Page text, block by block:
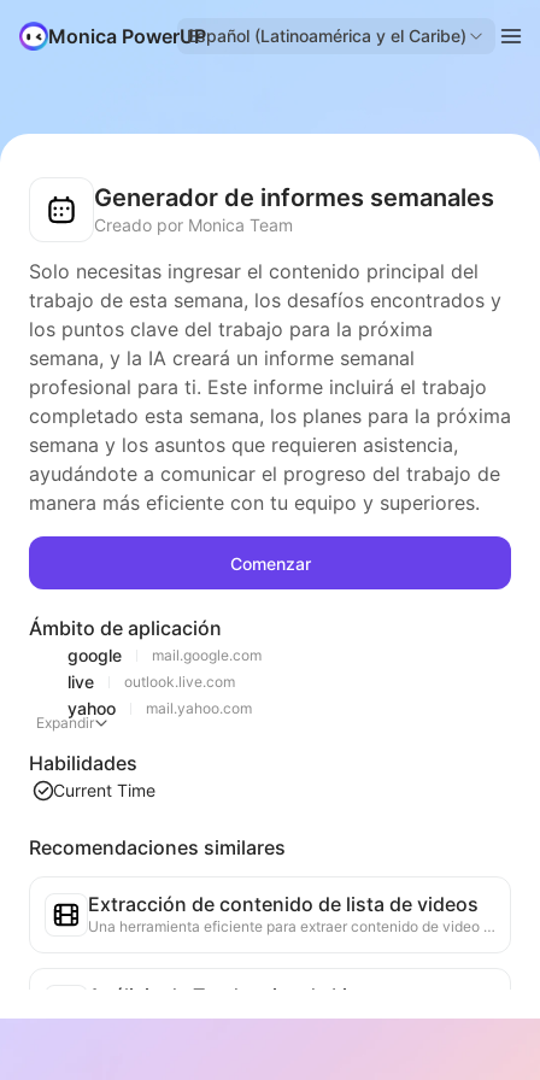
Monica PowerUPEspañol (Latinoamérica y el Caribe)
Generador de informes semanales
Creado por Monica Team
Solo necesitas ingresar el contenido principal del
trabajo de esta semana, los desafíos encontrados y
los puntos clave del trabajo para la próxima
semana, y la IA creará un informe semanal
profesional para ti. Este informe incluirá el trabajo
completado esta semana, los planes para la próxima
semana y los asuntos que requieren asistencia,
ayudándote a comunicar el progreso del trabajo de
manera más eficiente con tu equipo y superiores.
Comenzar
Ámbito de aplicación
google mail.google.com
live outlook.live.com
yahoo
mail.yahoo.com
Expandir
Habilidades
Current Time
Recomendaciones similares
Extracción de contenido de lista de videos
Una herramienta eficiente para extraer contenido de video de páginas web, capaz de escanear rápidamente las páginas y organizar la información del video en una tabla estructurada en Markdown.
Análisis de Tendencias de Listas
Analiza los datos de las listas actuales de la página, generando informes de tendencias. Identifica categorías populares, tipos de productos en rápido ascenso y tecnologías emergentes. Proporciona información de mercado instantánea para ayudarte a comprender las últimas tendencias de productos y movimientos del mercado.